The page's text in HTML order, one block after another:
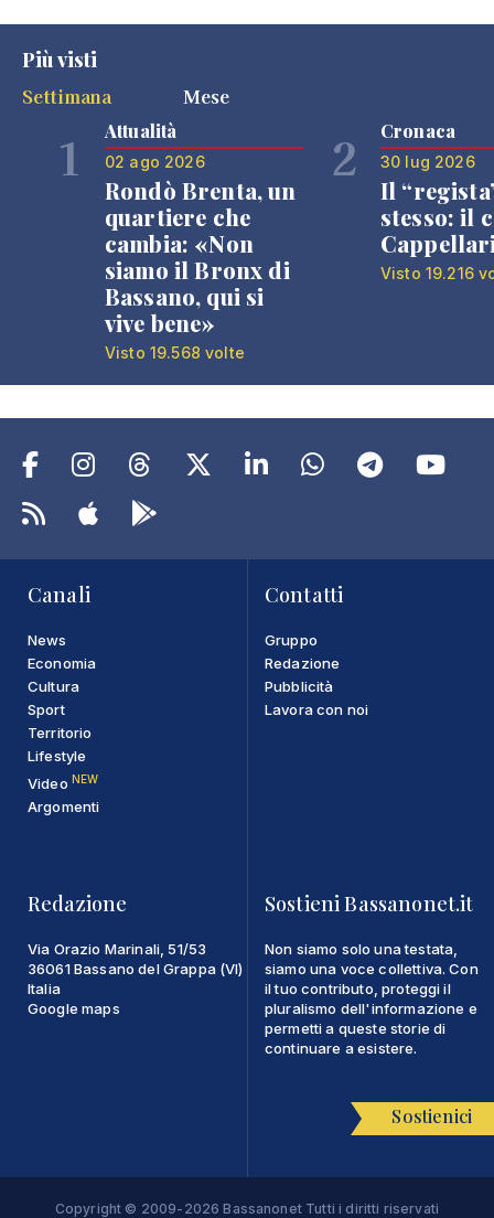
Più visti
Settimana
Mese
1 Attualità
02 ago 2026
Rondò Brenta, un
quartiere che
cambia: «Non
siamo il Bronx di
Bassano, qui si
vive bene»
Visto 19.568 volte
2 Cronaca
30 lug 2026
Il
stesso: il
Visto 19.216
Canali
News
Economia
Cultura
Sport
Territorio
Lifestyle
Video NEW
Argomenti
Contatti
Gruppo
Redazione
Pubblicità
Lavora con noi
Redazione
Via Orazio Marinali, 51/53
36061 Bassano del Grappa (VI)
Italia
Google maps
Sostieni Bassanonet.it
Non siamo solo una testata,
siamo una voce collettiva. Con
il tuo contributo, proteggi il
pluralismo dell'informazione e
permetti a queste storie di
continuare a esistere.
Sostienici
Copyright © 2009-2026 Bassanonet Tutti i diritti riservati